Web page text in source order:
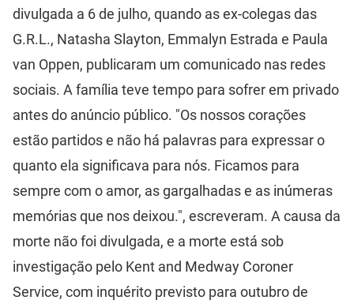
divulgada a 6 de julho, quando as ex-colegas das
G.R.L., Natasha Slayton, Emmalyn Estrada e Paula
van Oppen, publicaram um comunicado nas redes
sociais. A família teve tempo para sofrer em privado
antes do anúncio público. "Os nossos corações
estão partidos e não há palavras para expressar o
quanto ela significava para nós. Ficamos para
sempre com o amor, as gargalhadas e as inúmeras
memórias que nos deixou.", escreveram. A causa da
morte não foi divulgada, e a morte está sob
investigação pelo Kent and Medway Coroner
Service, com inquérito previsto para outubro de